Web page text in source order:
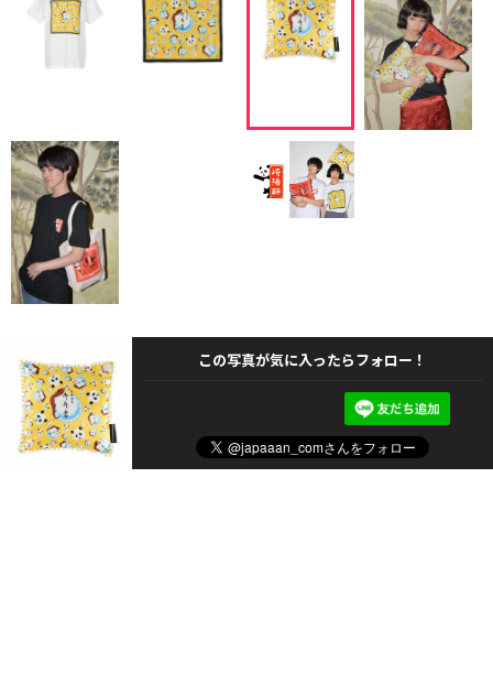
この写真が気に入ったらフォロー！